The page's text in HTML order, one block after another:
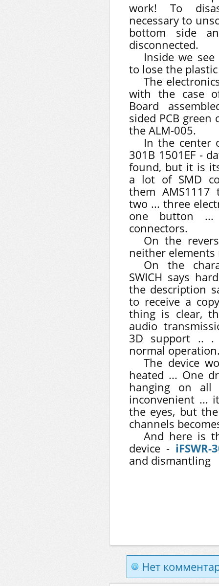
work! To
necessary to
bottom side
disconnected.
Inside we
to lose the
The
with the case
Board
sided PCB
the ALM-005.
In the center
301B 1501EF -
found, but it is
a lot of SMD
them AMS1117
two ... three
one button ...
connectors.
On the
neither elements
On the
SWICH says
the description
to receive a
thing is clear,
audio
3D support .. .
normal
The device
heated ... One
hanging on all
inconvenient ...
the eyes, but
channels
And here is
device - iFSWR-
and dismantling
Нет